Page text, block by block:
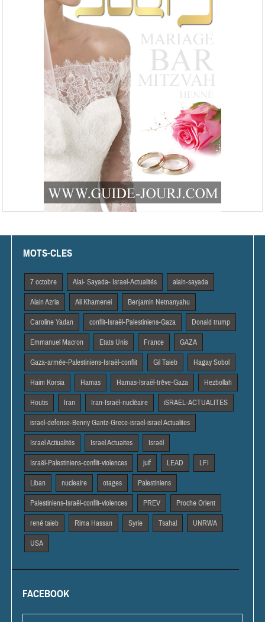
MOTS-CLES
7 octobre Alai- Sayada- Israel-Actualités alain-sayada
Alain Azria Ali Khamenei Benjamin Netnanyahu
Caroline Yadan conflit-Israël-Palestiniens-Gaza Donald trump
Emmanuel Macron Etats Unis France GAZA
Gaza-armée-Palestiniens-Israël-conflit Gil Taieb Hagay Sobol
Haim Korsia Hamas Hamas-Israël-trêve-Gaza Hezbollah
Houtis Iran Iran-Israël-nucléaire iSRAEL-ACTUALITES
israel-defense-Benny Gantz-Grece-israel-israel Actualites
Israel Actiualités Israel Actuaites Israël
Israël-Palestiniens-conflit-violences juif LEAD LFI
Liban nucleaire otages Palestiniens
Palestiniens-Israël-conflit-violences PREV Proche Orient
rené taieb Rima Hassan Syrie Tsahal UNRWA
USA
FACEBOOK